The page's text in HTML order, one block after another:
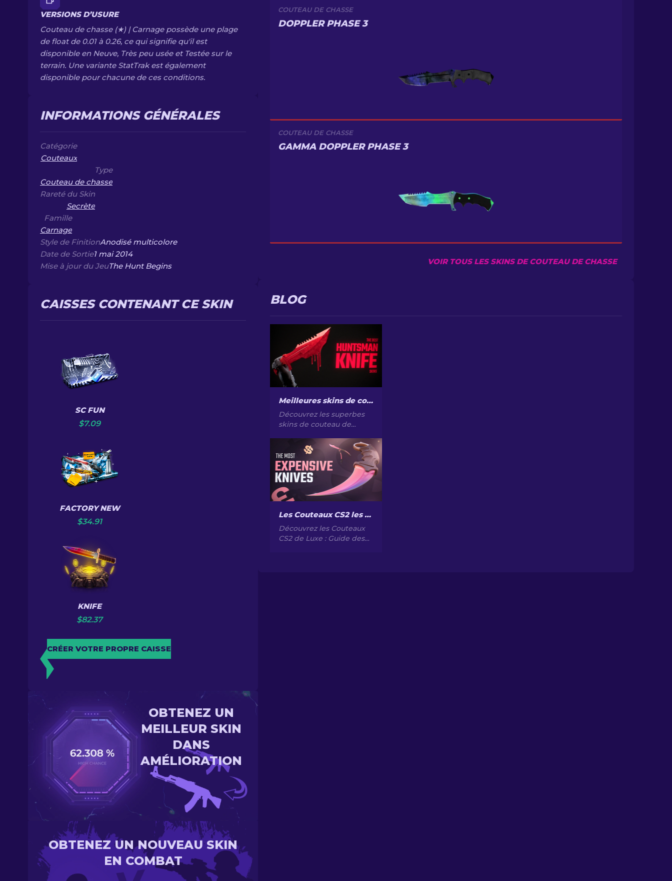
VERSIONS D’USURE
Couteau de chasse (★) | Carnage possède une plage
de float de 0.01 à 0.26, ce qui signifie qu'il est
disponible en Neuve, Très peu usée et Testée sur le
terrain. Une variante StatTrak est également
disponible pour chacune de ces conditions.
INFORMATIONS GÉNÉRALES
Catégorie
Couteaux
Type
Couteau de chasse
Rareté du Skin
Secrète
Famille
Carnage
Style de FinitionAnodisé multicolore
Date de Sortie1 mai 2014
Mise à jour du JeuThe Hunt Begins
CAISSES CONTENANT CE SKIN
SC FUN
$7.09
FACTORY NEW
$34.91
KNIFE
$82.37
CRÉER VOTRE PROPRE CAISSE
OBTENEZ UN
MEILLEUR SKIN
DANS
AMÉLIORATION
OBTENEZ UN NOUVEAU SKIN
EN COMBAT
COUTEAU DE CHASSE
DOPPLER PHASE 3
COUTEAU DE CHASSE
GAMMA DOPPLER PHASE 3
VOIR TOUS LES SKINS DE COUTEAU DE CHASSE
BLOG
Meilleures skins de couteau de chasseur dans CS2 [2026]
Découvrez les superbes
skins de couteau de
designs élégants pour
améliorer votre style et
gameplay.
Les Couteaux CS2 les Plus Chers [2026]
Découvrez les Couteaux
CS2 de Luxe : Guide des